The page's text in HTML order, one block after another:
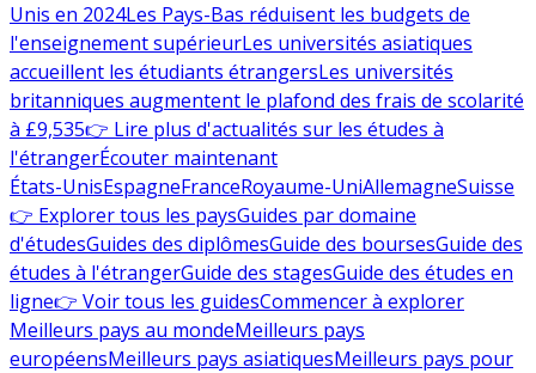
Unis en 2024Les Pays-Bas réduisent les budgets de
l'enseignement supérieurLes universités asiatiques
accueillent les étudiants étrangersLes universités
britanniques augmentent le plafond des frais de scolarité
à £9,535👉 Lire plus d'actualités sur les études à
l'étrangerÉcouter maintenant
États-UnisEspagneFranceRoyaume-UniAllemagneSuisse
👉 Explorer tous les paysGuides par domaine
d'étudesGuides des diplômesGuide des boursesGuide des
études à l'étrangerGuide des stagesGuide des études en
ligne👉 Voir tous les guidesCommencer à explorer
Meilleurs pays au mondeMeilleurs pays
européensMeilleurs pays asiatiquesMeilleurs pays pour